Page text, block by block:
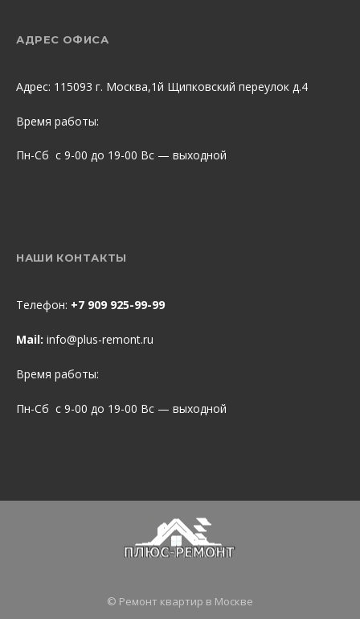
АДРЕС ОФИСА
Адрес: 115093 г. Москва,1й Щипковский переулок д.4
Время работы:
Пн-Сб с 9-00 до 19-00 Вс — выходной
НАШИ КОНТАКТЫ
Телефон: +7 909 925-99-99
Mail: info@plus-remont.ru
Время работы:
Пн-Сб с 9-00 до 19-00 Вс — выходной
© Ремонт квартир в Москве